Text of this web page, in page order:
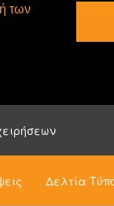
των
Δελτία